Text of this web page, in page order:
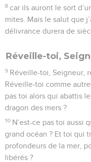
8 car ils auront le sort
mites. Mais le salut que
délivrance durera de
Réveille-toi,
9 Réveille-toi, Seigneur,
Réveille-toi comme
pas toi alors qui abattis
dragon des mers ?
10 N’est-ce pas toi aussi
grand océan ? Et toi qui
profondeurs de la mer,
libérés ?